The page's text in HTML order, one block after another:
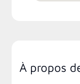
À propos